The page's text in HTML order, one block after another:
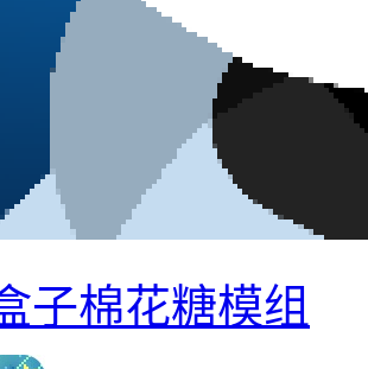
子棉花糖模组